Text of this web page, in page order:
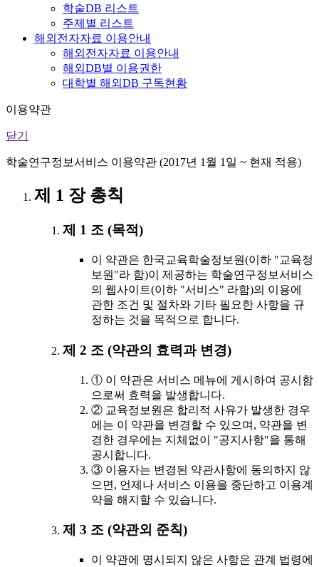
학술DB 리스트
주제별 리스트
해외전자자료 이용안내
해외전자자료 이용안내
해외DB별 이용권한
대학별 해외DB 구독현황
이용약관
닫기
학술연구정보서비스 이용약관 (2017년 1월 1일 ~ 현재 적용)
제 1 장 총칙
제 1 조 (목적)
이 약관은 한국교육학술정보원(이하 "교육정
보원"라 함)이 제공하는 학술연구정보서비스
의 웹사이트(이하 "서비스" 라함)의 이용에
관한 조건 및 절차와 기타 필요한 사항을 규
정하는 것을 목적으로 합니다.
제 2 조 (약관의 효력과 변경)
① 이 약관은 서비스 메뉴에 게시하여 공시함
으로써 효력을 발생합니다.
② 교육정보원은 합리적 사유가 발생한 경우
에는 이 약관을 변경할 수 있으며, 약관을 변
경한 경우에는 지체없이 "공지사항"을 통해
공시합니다.
③ 이용자는 변경된 약관사항에 동의하지 않
으면, 언제나 서비스 이용을 중단하고 이용계
약을 해지할 수 있습니다.
제 3 조 (약관외 준칙)
이 약관에 명시되지 않은 사항은 관계 법령에